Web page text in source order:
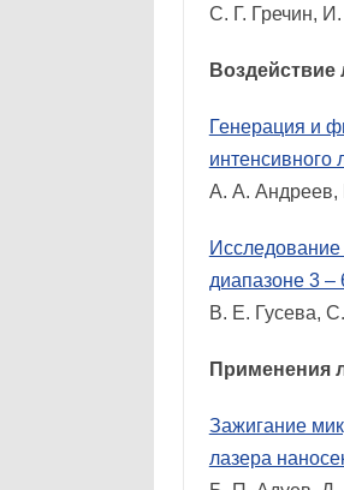
С. Г. Гречин,
Воздействие
Генерация и
интенсивного
А. А.
диапазоне 3
В. Е. Гусева,
Применения
Зажигание
лазера